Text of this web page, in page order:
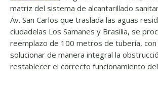
matriz del sistema de alcantarillado
Av. San Carlos que traslada las aguas
ciudadelas Los Samanes y Brasilia, se
reemplazo de 100 metros de tubería,
solucionar de manera integral la
restablecer el correcto funcionamiento